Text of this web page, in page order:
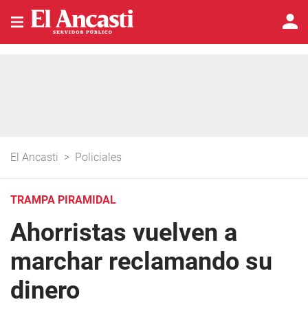
El Ancasti > Policiales
TRAMPA PIRAMIDAL
Ahorristas vuelven a
marchar reclamando su
dinero